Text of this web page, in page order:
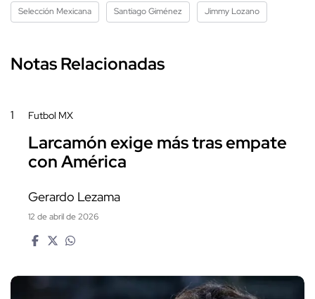
Selección Mexicana Santiago Giménez Jimmy Lozano
Notas Relacionadas
1 Futbol MX
Larcamón exige más tras empate
con América
Gerardo Lezama
12 de abril de 2026